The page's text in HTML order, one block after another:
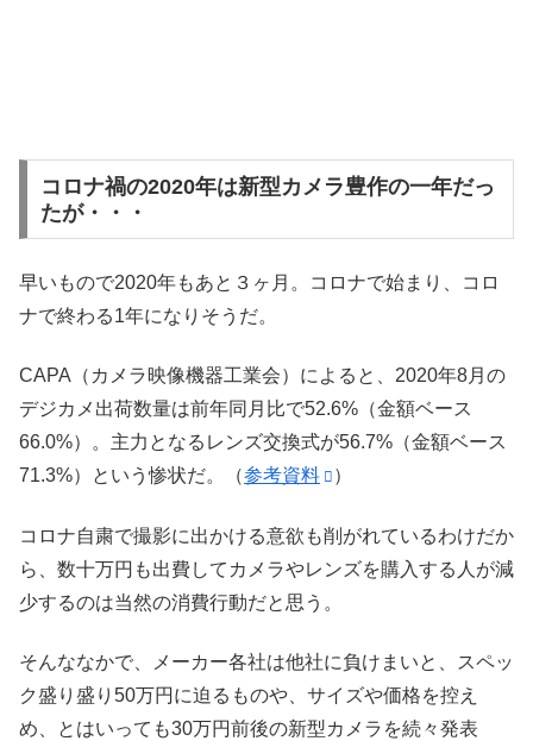
コロナ禍の2020年は新型カメラ豊作の一年だっ
たが・・・
早いもので2020年もあと３ヶ月。コロナで始まり、コロ
ナで終わる1年になりそうだ。
CAPA（カメラ映像機器工業会）によると、2020年8月の
デジカメ出荷数量は前年同月比で52.6%（金額ベース
66.0%）。主力となるレンズ交換式が56.7%（金額ベース
71.3%）という惨状だ。（参考資料 ）
コロナ自粛で撮影に出かける意欲も削がれているわけだか
ら、数十万円も出費してカメラやレンズを購入する人が減
少するのは当然の消費行動だと思う。
そんななかで、メーカー各社は他社に負けまいと、スペッ
ク盛り盛り50万円に迫るものや、サイズや価格を控え
め、とはいっても30万円前後の新型カメラを続々発表